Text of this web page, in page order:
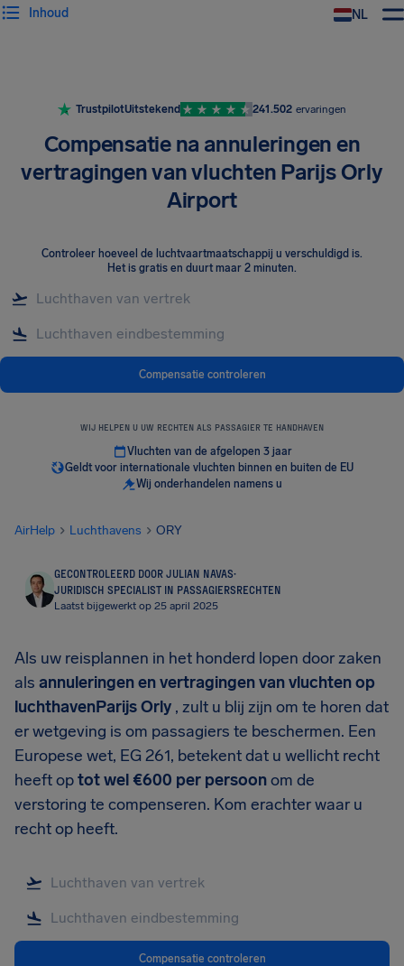
NL
Inhoud
TrustpilotUitstekend 241.502 ervaringen
Compensatie na annuleringen en
vertragingen van vluchten Parijs Orly
Airport
Controleer hoeveel de luchtvaartmaatschappij u verschuldigd is.
Het is gratis en duurt maar 2 minuten.
Compensatie controleren
WIJ HELPEN U UW RECHTEN ALS PASSAGIER TE HANDHAVEN
Vluchten van de afgelopen 3 jaar
Geldt voor internationale vluchten binnen en buiten de EU
Wij onderhandelen namens u
AirHelp Luchthavens ORY
GECONTROLEERD DOOR JULIAN NAVAS·
JURIDISCH SPECIALIST IN PASSAGIERSRECHTEN
Laatst bijgewerkt op 25 april 2025
Als uw reisplannen in het honderd lopen door zaken
als annuleringen en vertragingen van vluchten op
luchthavenParijs Orly , zult u blij zijn om te horen dat
er wetgeving is om passagiers te beschermen. Een
Europese wet, EG 261, betekent dat u wellicht recht
heeft optot wel €600 per persoonom de
verstoring te compenseren. Kom erachter waar u
recht op heeft.
Compensatie controleren